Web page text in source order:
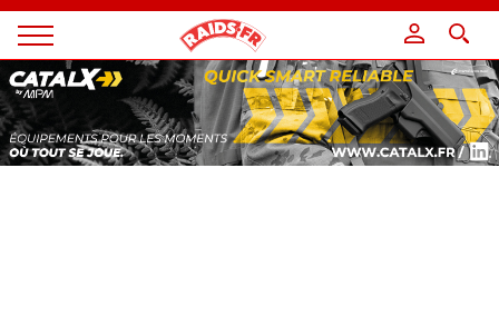
Magazine
Raids
Panneau de gestion des cookies